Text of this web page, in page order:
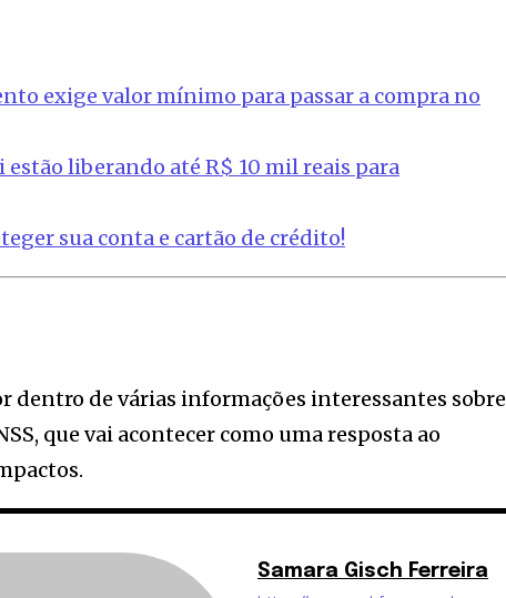
exige valor mínimo para passar a compra no
estão liberando até R$ 10 mil reais para
sua conta e cartão de crédito!
dentro de várias informações interessantes sobre
que vai acontecer como uma resposta ao
Samara Gisch Ferreira